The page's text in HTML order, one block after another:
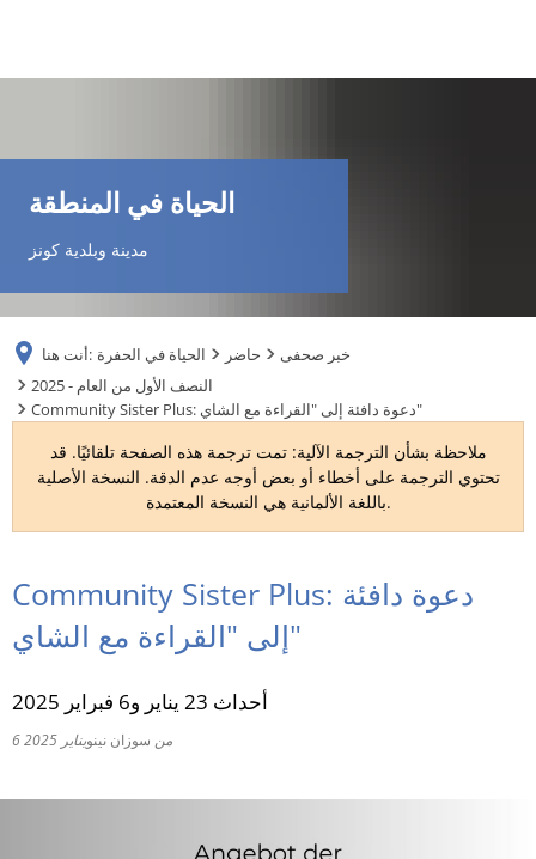
TR
الحياة في المنطقة
مدينة وبلدية كونز
أنت هنا: الحياة في الحفرة حاضر
خبر صحفى
2025 - النصف الأول من العام
Community Sister Plus: دعوة دافئة إلى "القراءة مع الشاي"
ملاحظة بشأن الترجمة الآلية: تمت ترجمة هذه الصفحة تلقائيًا. قد
تحتوي الترجمة على أخطاء أو بعض أوجه عدم الدقة. النسخة الأصلية
باللغة الألمانية هي النسخة المعتمدة.
Community Sister Plus: دعوة دافئة
إلى "القراءة مع الشاي"
أحداث 23 يناير و6 فبراير 2025
6 يناير 2025 من سوزان نينو